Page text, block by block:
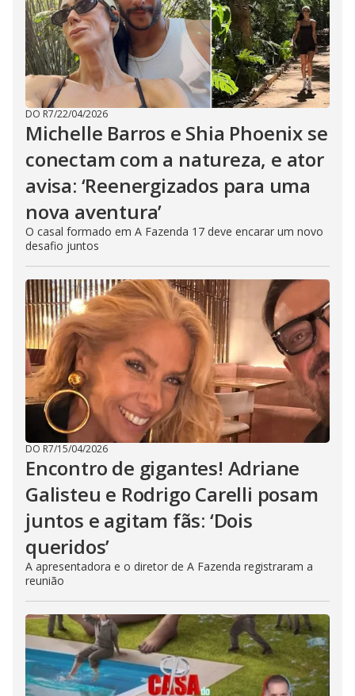
DO R7/22/04/2026
Michelle Barros e Shia Phoenix se
conectam com a natureza, e ator
avisa: ‘Reenergizados para uma
nova aventura’
O casal formado em A Fazenda 17 deve encarar um novo
desafio juntos
DO R7/15/04/2026
Encontro de gigantes! Adriane
Galisteu e Rodrigo Carelli posam
juntos e agitam fãs: ‘Dois
queridos’
A apresentadora e o diretor de A Fazenda registraram a
reunião